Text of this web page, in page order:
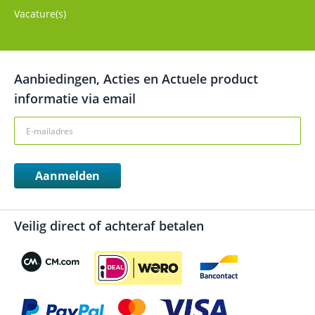
Vacature(s)
Aanbiedingen, Acties en Actuele product
informatie via email
Aanmelden
Veilig direct of achteraf betalen